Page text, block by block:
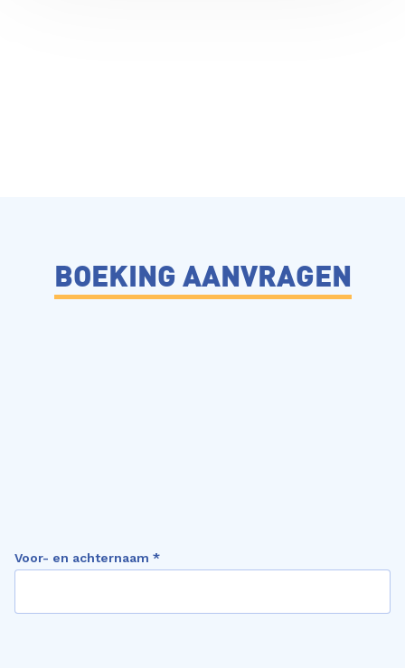
BOEKING AANVRAGEN
Voor- en achternaam *